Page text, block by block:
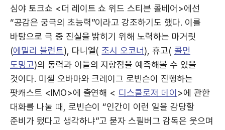
심야 토크쇼 <더 레이트 쇼 위드 스티븐 콜베어>에선
“공감은 궁극의 초능력”이라고 강조하기도 했다. 이를
바탕으로 극 중 진실을 밝히기 위해 노력하는 마거릿
(에밀리 블런트), 다니엘( 조시 오코너), 휴고( 콜먼
도밍고)의 동력과 이들의 지향점을 예측해볼 수 있을
것이다. 미셸 오바마와 크레이그 로빈슨이 진행하는
팟캐스트 <IMO>에 출연해 < 디스클로저 데이>에 관한
대화를 나눌 때, 로빈슨이 “인간이 이런 일을 감당할
준비가 됐다고 생각하냐”고 묻자 스필버그 감독은 웃으며